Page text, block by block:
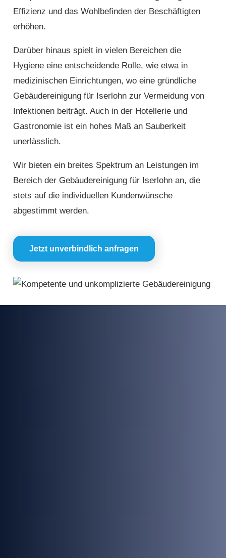
Effizienz und das Wohlbefinden der Beschäftigten
erhöhen.
Darüber hinaus spielt in vielen Bereichen die
Hygiene eine entscheidende Rolle, wie etwa in
medizinischen Einrichtungen, wo eine gründliche
Gebäudereinigung für Iserlohn zur Vermeidung von
Infektionen beiträgt. Auch in der Hotellerie und
Gastronomie ist ein hohes Maß an Sauberkeit
unerlässlich.
Wir bieten ein breites Spektrum an Leistungen im
Bereich der Gebäudereinigung für Iserlohn an, die
stets auf die individuellen Kundenwünsche
abgestimmt werden.
Jetzt unverbindlich anfragen